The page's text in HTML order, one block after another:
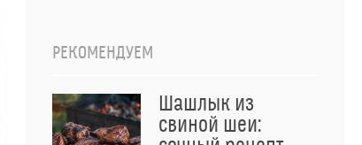
РЕКОМЕНДУЕМ
Шашлык из
свиной шеи: